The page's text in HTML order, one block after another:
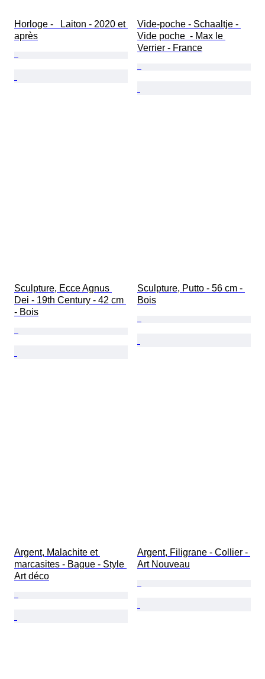
Horloge -   Laiton - 2020 et
après
Vide-poche - Schaaltje -
Vide poche  - Max le
Verrier - France
Sculpture, Ecce Agnus
Dei - 19th Century - 42 cm
- Bois
Sculpture, Putto - 56 cm -
Bois
Argent, Malachite et
marcasites - Bague - Style
Art déco
Argent, Filigrane - Collier -
Art Nouveau